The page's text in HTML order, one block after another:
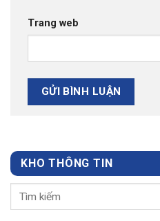
Trang web
KHO THÔNG TIN